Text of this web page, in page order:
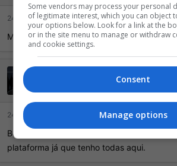
24 Maio 2023
MLB foi só o teste
24 Maio 2023
Bom, é um jogo que não vou jogar mesmo e
plataforma já que tenho todas aqui.
Some vendors may process your personal
of legitimate interest, which you can object
your options below. Look for a link at the
or in the site menu to manage or withdraw
and cookie settings.
Consent
Manage options